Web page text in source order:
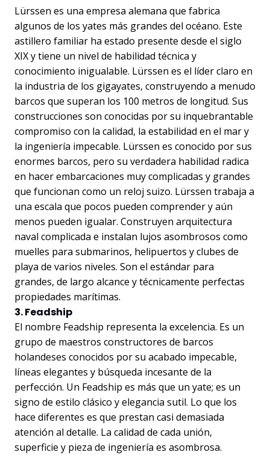
Lürssen es una empresa alemana que fabrica
algunos de los yates más grandes del océano. Este
astillero familiar ha estado presente desde el siglo
XIX y tiene un nivel de habilidad técnica y
conocimiento inigualable. Lürssen es el líder claro en
la industria de los gigayates, construyendo a menudo
barcos que superan los 100 metros de longitud. Sus
construcciones son conocidas por su inquebrantable
compromiso con la calidad, la estabilidad en el mar y
la ingeniería impecable. Lürssen es conocido por sus
enormes barcos, pero su verdadera habilidad radica
en hacer embarcaciones muy complicadas y grandes
que funcionan como un reloj suizo. Lürssen trabaja a
una escala que pocos pueden comprender y aún
menos pueden igualar. Construyen arquitectura
naval complicada e instalan lujos asombrosos como
muelles para submarinos, helipuertos y clubes de
playa de varios niveles. Son el estándar para
grandes, de largo alcance y técnicamente perfectas
propiedades marítimas.
3. Feadship
El nombre Feadship representa la excelencia. Es un
grupo de maestros constructores de barcos
holandeses conocidos por su acabado impecable,
líneas elegantes y búsqueda incesante de la
perfección. Un Feadship es más que un yate; es un
signo de estilo clásico y elegancia sutil. Lo que los
hace diferentes es que prestan casi demasiada
atención al detalle. La calidad de cada unión,
superficie y pieza de ingeniería es asombrosa.